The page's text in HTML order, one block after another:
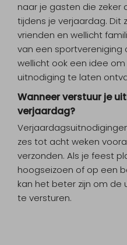
naar je gasten die zeker
tijdens je verjaardag. Dit
vrienden en wellicht
van een sportvereniging
wellicht ook een idee
uitnodiging te laten
Wanneer verstuur je
verjaardag?
zes tot acht weken
verzonden. Als je feest
hoogseizoen of op een
kan het beter zijn om
te versturen.